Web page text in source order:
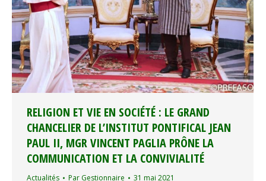
RELIGION ET VIE EN SOCIÉTÉ : LE GRAND
CHANCELIER DE L’INSTITUT PONTIFICAL JEAN
PAUL II, MGR VINCENT PAGLIA PRÔNE LA
COMMUNICATION ET LA CONVIVIALITÉ
Actualités Par Gestionnaire 31 mai 2021